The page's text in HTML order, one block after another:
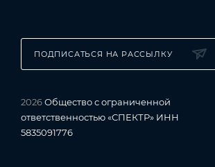
ПОДПИСАТЬСЯ НА РАССЫЛКУ
2026Общество с ограниченной
ответственностью «СПЕКТР» ИНН
5835091776